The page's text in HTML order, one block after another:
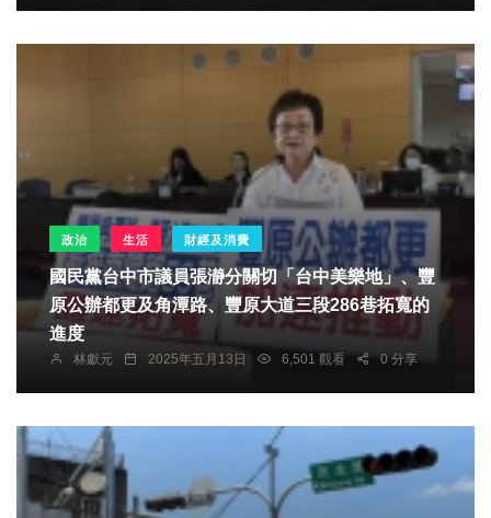
政治 生活 財經及消費
國民黨台中市議員張瀞分關切「台中美樂地」、豐
原公辦都更及角潭路、豐原大道三段286巷拓寬的
進度
林獻元 2025年五月13日 6,501 觀看 0 分享